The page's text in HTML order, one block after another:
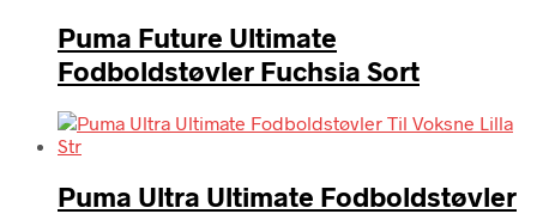
Puma Future Ultimate
Fodboldstøvler Fuchsia Sort
Puma Ultra Ultimate Fodboldstøvler